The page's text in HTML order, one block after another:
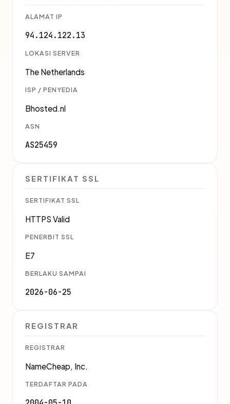
ALAMAT IP
94.124.122.13
LOKASI SERVER
The Netherlands
ISP / PENYEDIA
Bhosted.nl
ASN
AS25459
SERTIFIKAT SSL
SERTIFIKAT SSL
HTTPS Valid
PENERBIT SSL
E7
BERLAKU SAMPAI
2026-06-25
REGISTRAR
REGISTRAR
NameCheap, Inc.
TERDAFTAR PADA